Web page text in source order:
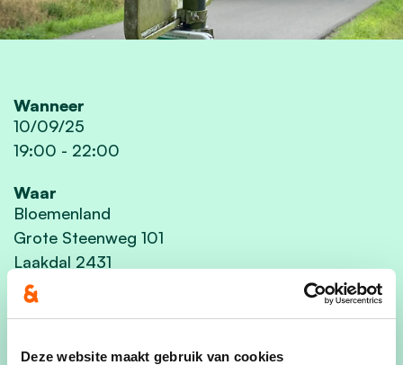
Deze website maakt gebruik van cookies
Wanneer
10/09/25
19:00 - 22:00
Waar
Bloemenland
Grote Steenweg 101
Laakdal 2431
België
Josee Lambrechts